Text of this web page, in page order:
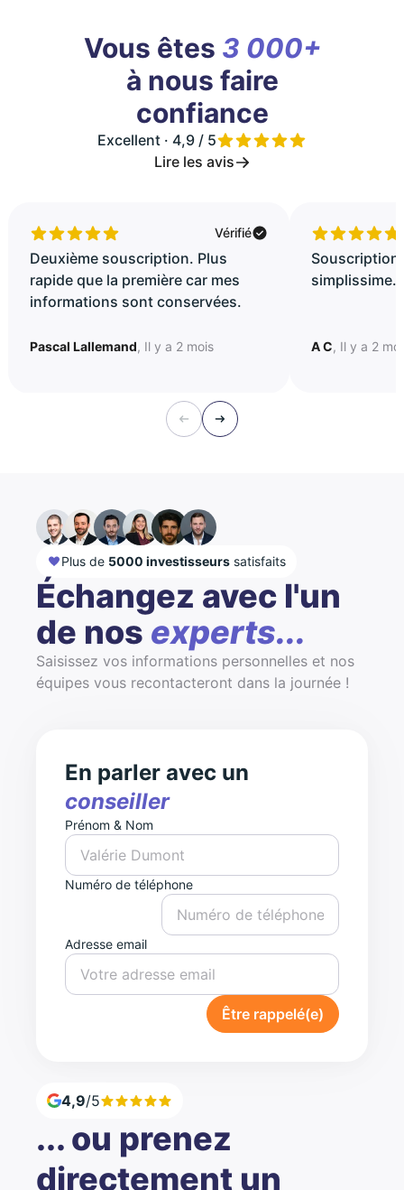
Vous êtes 3 000+
à nous faire
confiance
Excellent · 4,9 / 5
Lire les avis
Vérifié
Deuxième souscription. Plus
rapide que la première car mes
informations sont conservées.
Pascal Lallemand, Il y a 2 mois
Souscription
A C, Il y a 2
Plus de 5000 investisseurs satisfaits
Échangez avec l'un
de nos experts...
Saisissez vos informations personnelles et nos
équipes vous recontacteront dans la journée !
En parler avec un
conseiller
Prénom & Nom
Numéro de téléphone
Adresse email
Être rappelé(e)
4,9/5
... ou prenez
directement un